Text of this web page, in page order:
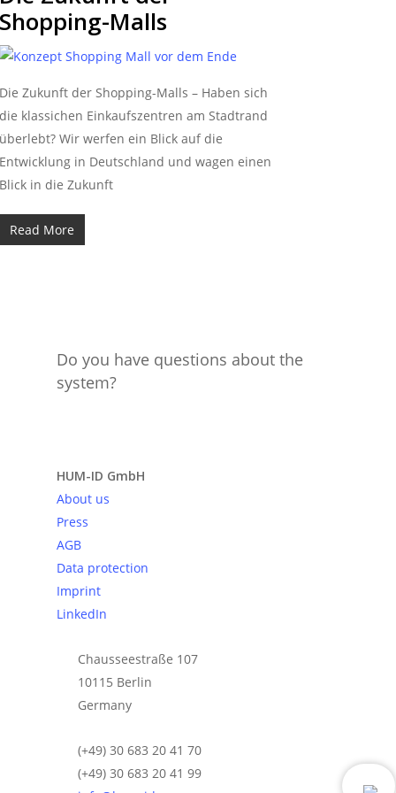
Shopping-Malls
Die Zukunft der Shopping-Malls – Haben sich
die klassichen Einkaufszentren am Stadtrand
überlebt? Wir werfen ein Blick auf die
Entwicklung in Deutschland und wagen einen
Blick in die Zukunft
Read More
Do you have questions about the
system?
HUM-ID GmbH
About us
Press
AGB
Data protection
Imprint
LinkedIn
Chausseestraße 107
10115 Berlin
Germany
(+49) 30 683 20 41 70
(+49) 30 683 20 41 99